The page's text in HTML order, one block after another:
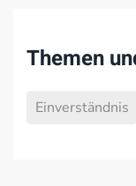
Themen
Einverständnis